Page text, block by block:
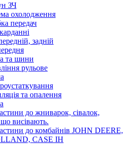
ЗЧ
охолодження
передач
задній
та шини
рульове
та опалення
до жниварок, сівалок,
що висівають.
до комбайнів JOHN DEERE,
CASE IH